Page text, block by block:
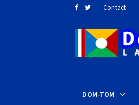
Contact
DOM-TOM